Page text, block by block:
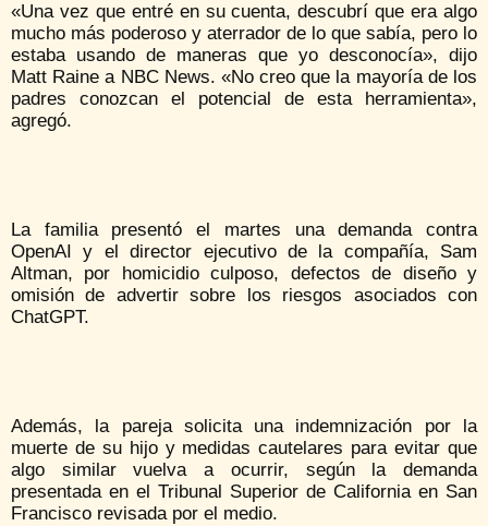
«Una vez que entré en su cuenta, descubrí que era algo
mucho más poderoso y aterrador de lo que sabía, pero lo
estaba usando de maneras que yo desconocía», dijo
Matt Raine a NBC News. «No creo que la mayoría de los
padres conozcan el potencial de esta herramienta»,
agregó.
La familia presentó el martes una demanda contra
OpenAI y el director ejecutivo de la compañía, Sam
Altman, por homicidio culposo, defectos de diseño y
omisión de advertir sobre los riesgos asociados con
ChatGPT.
Además, la pareja solicita una indemnización por la
muerte de su hijo y medidas cautelares para evitar que
algo similar vuelva a ocurrir, según la demanda
presentada en el Tribunal Superior de California en San
Francisco revisada por el medio.